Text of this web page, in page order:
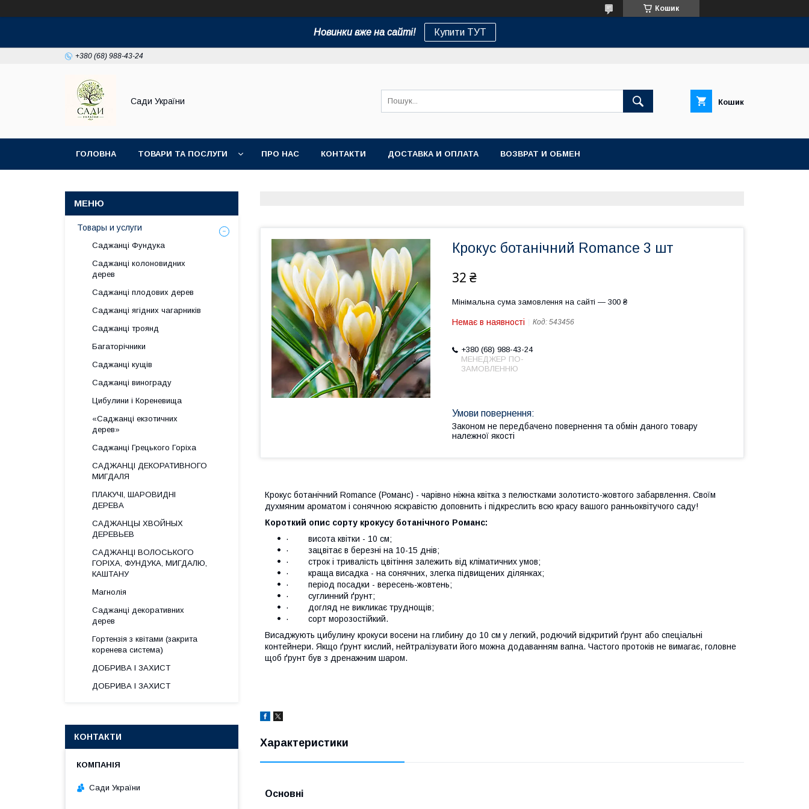
Кошик
Новинки вже на сайті! Купити ТУТ
+380 (68) 988-43-24
Сади України Кошик
ГОЛОВНА ТОВАРИ ТА ПОСЛУГИ ПРО НАС КОНТАКТИ ДОСТАВКА И ОПЛАТА ВОЗВРАТ И ОБМЕН
Крокус ботанічний Romance 3 шт
32 ₴
Мінімальна сума замовлення на сайті — 300 ₴
Немає в наявності Код: 543456
+380 (68) 988-43-24
МЕНЕДЖЕР ПО-
ЗАМОВЛЕННЮ
Законом не передбачено повернення та обмін даного товару
належної якості
Крокус ботанічний Romance (Романс) - чарівно ніжна квітка з пелюстками золотисто-жовтого забарвлення. Своїм
духмяним ароматом і сонячною яскравістю доповнить і підкреслить всю красу вашого ранньоквітучого саду!
Короткий опис сорту крокусу ботанічного Романс:
· висота квітки - 10 см;
· зацвітає в березні на 10-15 днів;
· строк і тривалість цвітіння залежить від кліматичних умов;
· краща висадка - на сонячних, злегка підвищених ділянках;
· період посадки - вересень-жовтень;
· суглинний ґрунт;
· догляд не викликає труднощів;
· сорт морозостійкий.
Висаджують цибулину крокуси восени на глибину до 10 см у легкий, родючий відкритий ґрунт або спеціальні
контейнери. Якщо ґрунт кислий, нейтралізувати його можна додаванням вапна. Частого протоків не вимагає, головне
щоб ґрунт був з дренажним шаром.
Характеристики
Основні
Товары и услуги
Саджанці Фундука
Саджанці колоновидних
дерев
Саджанці плодових дерев
Саджанці ягідних чагарників
Саджанці троянд
Багаторічники
Саджанці кущів
Саджанці винограду
Цибулини і Кореневища
«Саджанці екзотичних
дерев»
Саджанці Грецького Горіха
САДЖАНЦІ ДЕКОРАТИВНОГО
МИГДАЛЯ
ПЛАКУЧІ, ШАРОВИДНІ
ДЕРЕВА
САДЖАНЦЫ ХВОЙНЫХ
ДЕРЕВЬЕВ
САДЖАНЦІ ВОЛОСЬКОГО
ГОРІХА, ФУНДУКА, МИГДАЛЮ,
КАШТАНУ
Магнолія
Саджанці декоративних
дерев
Гортензія з квітами (закрита
коренева система)
ДОБРИВА І ЗАХИСТ
ДОБРИВА І ЗАХИСТ
КОНТАКТИ
Сади України